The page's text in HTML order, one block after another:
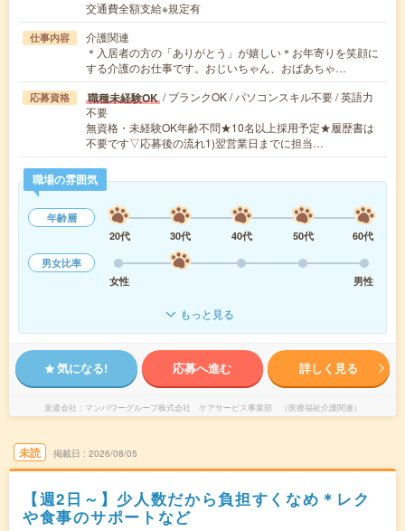
交通費全額支給※規定有
仕事内容
介護関連
＊入居者の方の「ありがとう」が嬉しい＊お年寄りを笑顔に
する介護のお仕事です。おじいちゃん、おばあちゃ…
応募資格 職種未経験OK / ブランクOK / パソコンスキル不要 / 英語力
不要
無資格・未経験OK年齢不問★10名以上採用予定★履歴書は
不要です▽応募後の流れ1)翌営業日までに担当…
職場の雰囲気
年齢層
20代
30代 40代 50代
60代
男女比率
女性
男性
もっと見る
気になる! 応募へ進む 詳しく見る
派遣会社 マンパワーグループ株式会社 ケアサービス事業部 （医療福祉介護関連）
未読 掲載日 2026/08/05
【週2日～】少人数だから負担すくなめ＊レク
や食事のサポートなど